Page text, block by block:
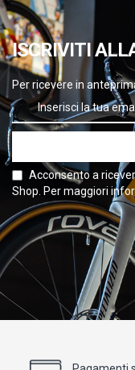
ISCRIVITI
Per ricevere in
Acconsento a
Shop. Per maggiori